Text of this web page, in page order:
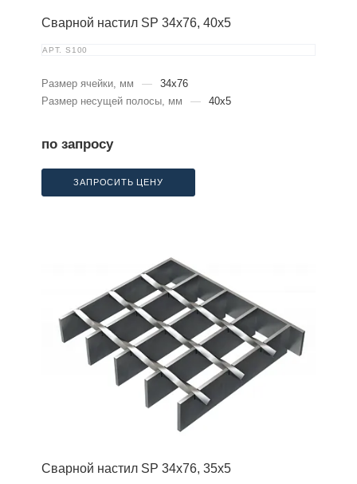
Сварной настил SP 34х76, 40х5
АРТ. S100
Размер ячейки, мм —
34x76
Размер несущей полосы, мм
— 40x5
по запросу
ЗАПРОСИТЬ ЦЕНУ
Сварной настил SP 34х76, 35х5